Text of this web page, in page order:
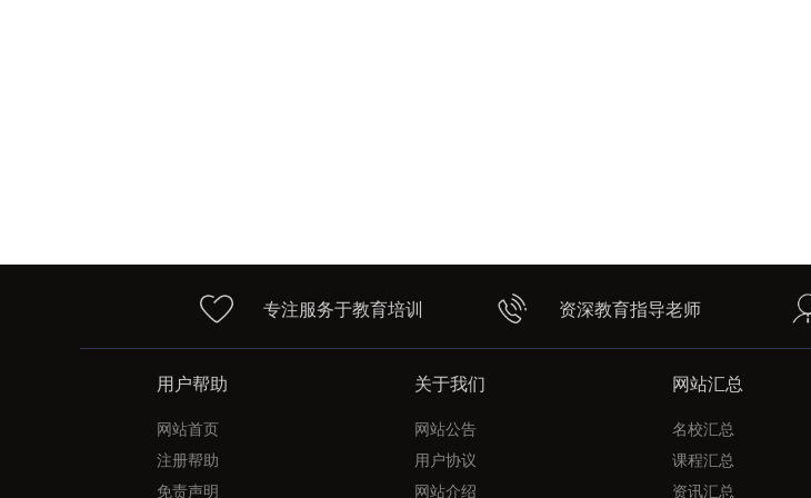
专注服务于教育培训 资深教育指导老师
用户帮助
网站首页
注册帮助
免责声明
关于我们
网站公告
用户协议
网站介绍
网站汇总
名校汇总
课程汇总
资讯汇总